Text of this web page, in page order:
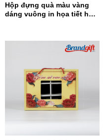
Hộp đựng quà màu vàng
dáng vuông in họa tiết hoa